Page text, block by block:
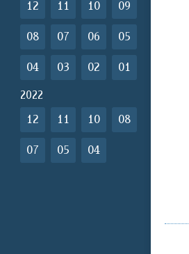
12 11 10 09
08 07 06 05
04 03 02 01
2022
12 11 10 08
07 05 04